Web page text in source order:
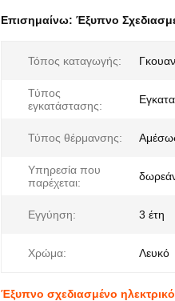
Επισημαίνω: Έξυπνο
Τόπος καταγωγής:
Τύπος
εγκατάστασης:
Τύπος θέρμανσης:
Υπηρεσία που
παρέχεται:
Εγγύηση: 3 έτη
Χρώμα: Λευκό
Έξυπνο σχεδιασμένο